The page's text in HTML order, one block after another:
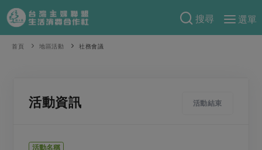
搜尋
選單
產品分類
芽苗類
食材
麵食
特別企畫
首頁 地區活動 社務會議
活動結束
活動資訊
活動名稱